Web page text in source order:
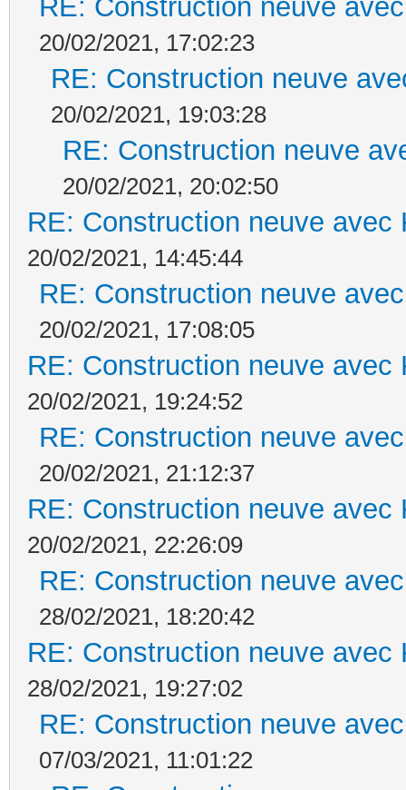
RE: Construction neuve
20/02/2021, 17:02:23
RE: Construction neuve
20/02/2021, 19:03:28
RE: Construction neuve
20/02/2021, 20:02:50
RE: Construction neuve avec
20/02/2021, 14:45:44
RE: Construction neuve
20/02/2021, 17:08:05
RE: Construction neuve avec
20/02/2021, 19:24:52
RE: Construction neuve
20/02/2021, 21:12:37
RE: Construction neuve avec
20/02/2021, 22:26:09
RE: Construction neuve
28/02/2021, 18:20:42
RE: Construction neuve avec
28/02/2021, 19:27:02
RE: Construction neuve
07/03/2021, 11:01:22